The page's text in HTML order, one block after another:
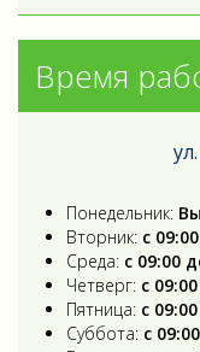
Время
Понедельник:
Вторник: с
Среда: с 09:00
Четверг: с
Пятница: с
Суббота: с